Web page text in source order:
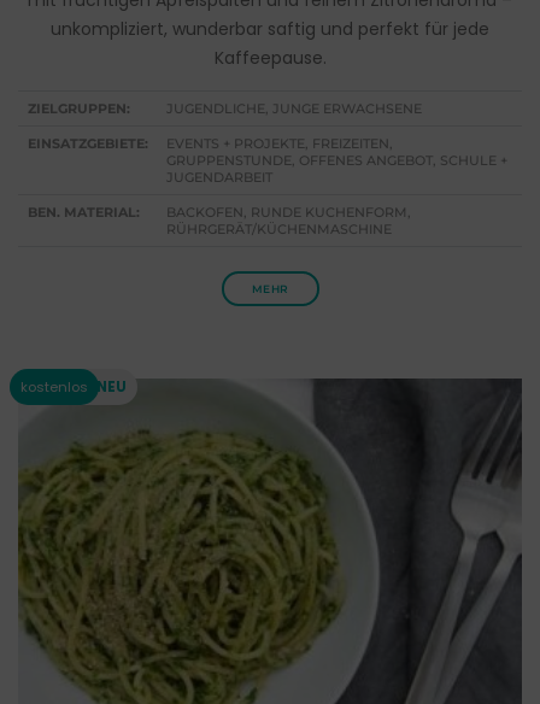
unkompliziert, wunderbar saftig und perfekt für jede
Kaffeepause.
ZIELGRUPPEN: JUGENDLICHE, JUNGE ERWACHSENE
EINSATZGEBIETE:
EVENTS + PROJEKTE, FREIZEITEN,
GRUPPENSTUNDE, OFFENES ANGEBOT, SCHULE +
JUGENDARBEIT
BEN. MATERIAL:
BACKOFEN, RUNDE KUCHENFORM,
RÜHRGERÄT/KÜCHENMASCHINE
MEHR